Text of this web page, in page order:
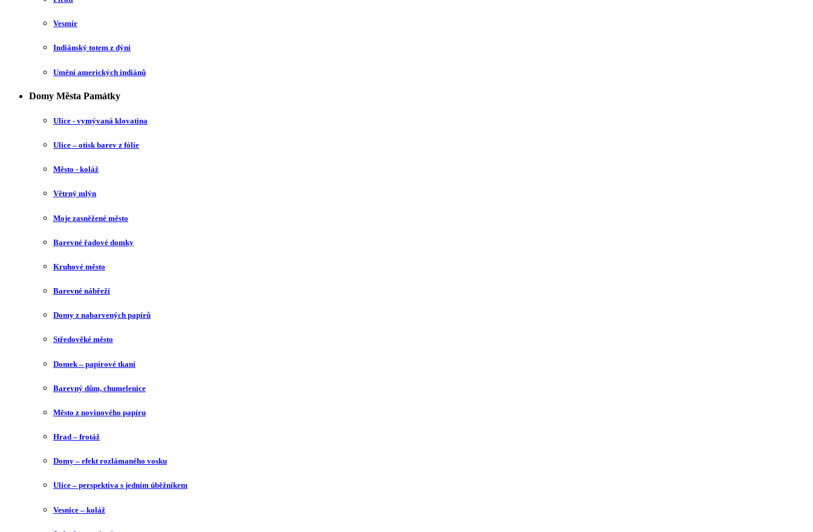
Vesmír
Indiánský totem z dýní
Umění amerických indiánů
Domy Města Památky
Ulice - vymývaná klovatina
Ulice – otisk barev z fólie
Město - koláž
Větrný mlýn
Moje zasněžené město
Barevné řadové domky
Kruhové město
Barevné nábřeží
Domy z nabarvených papírů
Středověké město
Domek – papírové tkaní
Barevný dům, chumelenice
Město z novinového papíru
Hrad – frotáž
Domy – efekt rozlámaného vosku
Ulice – perspektiva s jedním úběžníkem
Vesnice – koláž